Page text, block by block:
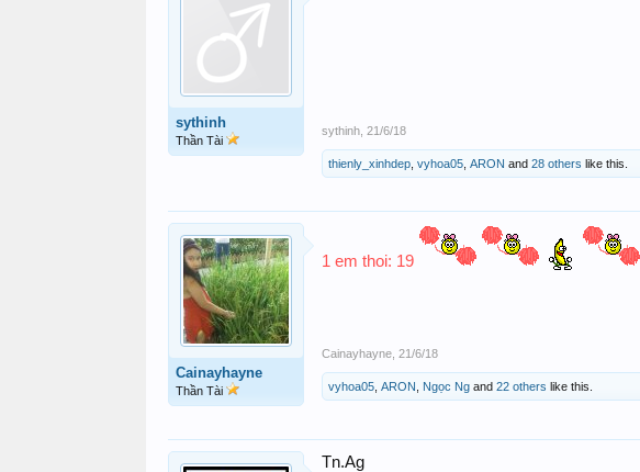
sythinh
Thần Tài
sythinh 21/6/18
thienly_xinhdep vyhoa05 ARON and 28 others like this.
Cainayhayne
Thần Tài
1 em thoi: 19
Cainayhayne 21/6/18
vyhoa05 ARON Ngọc Ng and 22 others like this.
Tn.Ag